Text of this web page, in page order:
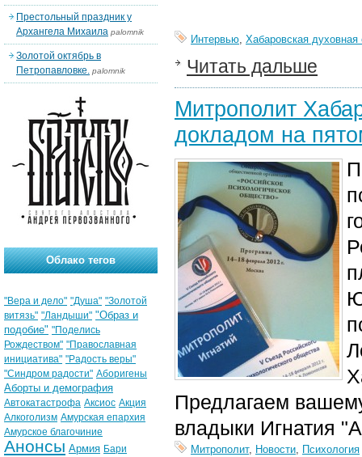
Интервью, Хабаровская духовная
Читать дальше
Митрополит
докладом на
Предлагаем
владыки Игнатия
Митрополит, Новости, Психология
Престольный праздник у
Архангела Михаила palomnik
Золотой октябрь в
Петропавловке. palomnik
Облако тегов
"Вера и дело" "Душа" "Золотой
витязь" "Ландыши" "Образ и
подобие" "Поделись
Рождеством" "Православная
инициатива" "Радость веры"
"Синдром радости" Аборигены
Аборты и демография
Автокатастрофа Аксиос Акция
Алкоголизм Амурская епархия
Амурское благочиние
Анонсы Армия Бари